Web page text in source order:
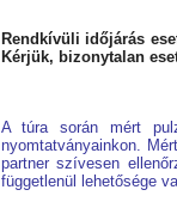
Rendkívüli időjárás
Kérjük, bizonytalan
A túra során mért
nyomtatványainkon.
partner szívesen
függetlenül lehetősége